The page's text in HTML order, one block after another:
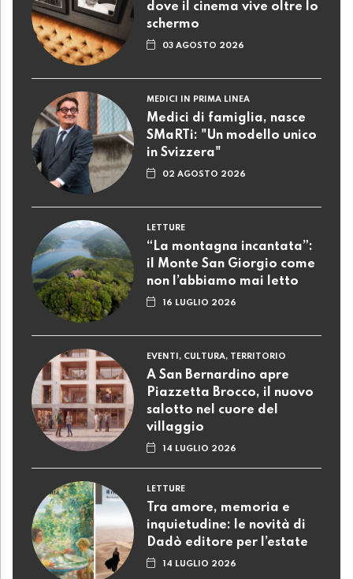
dove il cinema vive oltre lo
schermo
03 AGOSTO 2026
MEDICI IN PRIMA LINEA
Medici di famiglia, nasce
SMaRTi: "Un modello unico
in Svizzera"
02 AGOSTO 2026
LETTURE
“La montagna incantata”:
il Monte San Giorgio come
non l’abbiamo mai letto
16 LUGLIO 2026
EVENTI, CULTURA, TERRITORIO
A San Bernardino apre
Piazzetta Brocco, il nuovo
salotto nel cuore del
villaggio
14 LUGLIO 2026
LETTURE
Tra amore, memoria e
inquietudine: le novità di
Dadò editore per l’estate
14 LUGLIO 2026